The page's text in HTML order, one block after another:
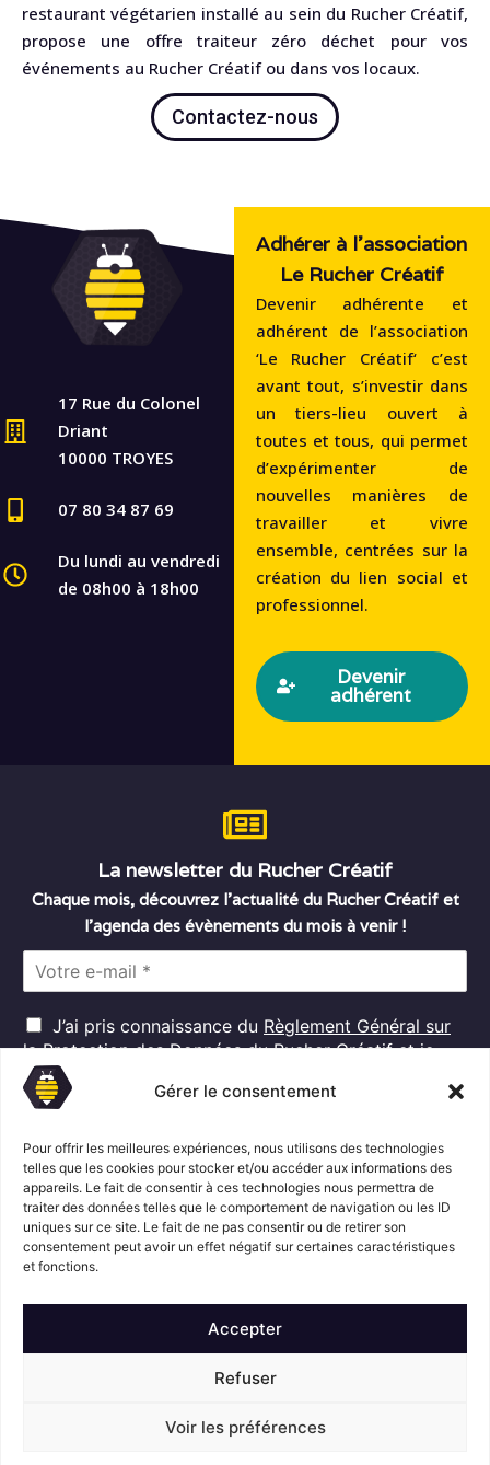
Gérer le consentement
Pour offrir les meilleures expériences, nous utilisons des technologies
telles que les cookies pour stocker et/ou accéder aux informations des
appareils. Le fait de consentir à ces technologies nous permettra de
traiter des données telles que le comportement de navigation ou les ID
uniques sur ce site. Le fait de ne pas consentir ou de retirer son
consentement peut avoir un effet négatif sur certaines caractéristiques
et fonctions.
Accepter
Refuser
Voir les préférences
restaurant végétarien installé au sein du Rucher Créatif,
propose une offre traiteur zéro déchet pour vos
événements au Rucher Créatif ou dans vos locaux.
Contactez-nous
17 Rue du Colonel
Driant
10000 TROYES
07 80 34 87 69
Du lundi au vendredi
de 08h00 à 18h00
Adhérer à l'association
Le Rucher Créatif
Devenir adhérente et
adhérent de l’association
‘Le Rucher Créatif‘ c’est
avant tout, s’investir dans
un tiers-lieu ouvert à
toutes et tous, qui permet
d’expérimenter de
nouvelles manières de
travailler et vivre
ensemble, centrées sur la
création du lien social et
professionnel.
Devenir
adhérent
La newsletter du Rucher Créatif
Chaque mois, découvrez l’actualité du Rucher Créatif et
l’agenda des évènements du mois à venir !
l
*
R
G
D
P
J’ai pris connaissance du Règlement Général sur
la Protection des Donnéesdu Rucher Créatif et je
consens au traitement de mes données personnelles
dans ces conditions.*
S'abonner
Suivez l'actualité du Rucher créatif
Mentions légales